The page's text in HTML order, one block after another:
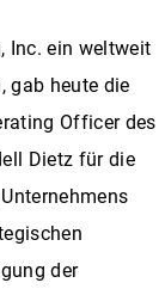
Inc. ein weltweit
gab heute die
Officer des
Dietz für die
der